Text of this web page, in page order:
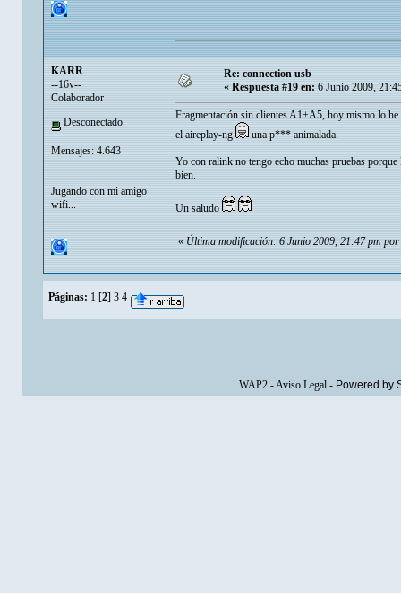
KARR
--16v--
Colaborador
Desconectado
Mensajes: 4.643
Jugando con mi amigo
wifi...
Re: connection usb
« Respuesta #19 en: 6 Junio 2009,
Fragmentación sin clientes A1+A5, hoy mismo lo
el aireplay-ng
una p*** animalada.
Yo con ralink no tengo echo muchas pruebas
bien.
Un saludo
« Última modificación: 6 Junio 2009, 21:47 pm por
Páginas: 1 [2] 3 4
WAP2-Aviso Legal- Powered by